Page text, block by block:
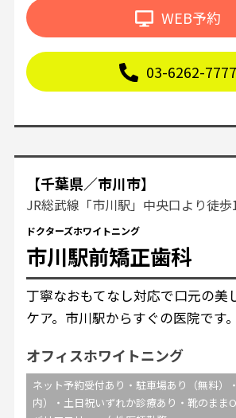
WEB予約
03-6262-7777
【千葉県／市川市】
JR総武線「市川駅」中央口より徒歩
ドクターズホワイトニング
市川駅前矯正歯科
丁寧なおもてなし対応で口元の美
ケア。市川駅からすぐの医院です。
オフィスホワイトニング
ネット予約受付あり・駐車場あり（無料）
内）・土日祝いずれか診療あり・靴のまま